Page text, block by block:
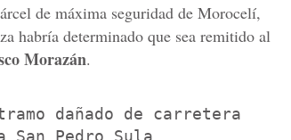
de máxima seguridad de Morocelí,
habría determinado que sea remitido al
Morazán.
dañado de carretera
San Pedro Sula